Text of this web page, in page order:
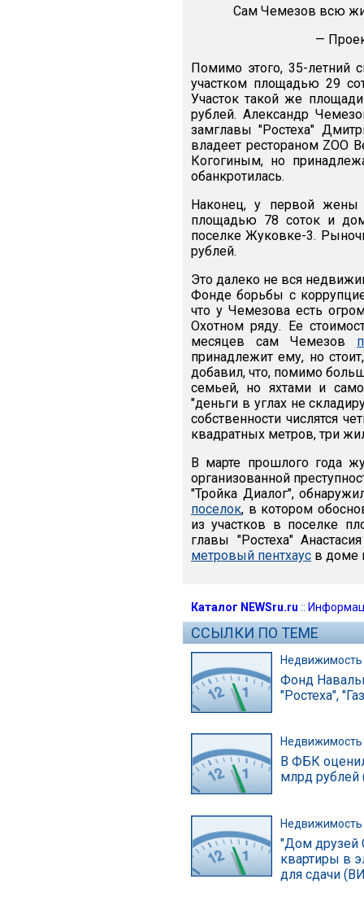
Сам Чемезов всю
—
Помимо этого, 35-летний
участком площадью 29
Участок такой же
рублей. Александр
замглавы "Ростеха"
владеет рестораном ZOO
Когогиным, но
обанкротилась.
Наконец, у первой жены
площадью 78 соток и
поселке Жуковке-3.
рублей.
Это далеко не вся
Фонде борьбы с
что у Чемезова есть
Охотном ряду. Ее
месяцев сам Чемезов
принадлежит ему, но
добавил, что, помимо
семьей, но яхтами и
"деньги в углах не
собственности числятся
квадратных метров, три
В марте прошлого года
организованной
"Тройка Диалог",
поселок, в котором
из участков в поселке
главы "Ростеха"
метровый пентхаус в доме
Каталог NEWSru.ru ::
ССЫЛКИ ПО ТЕМЕ
Недвижимость
Фонд
"Ростеха",
Недвижимость
В ФБК
млрд
Недвижимость
"Дом друзей
квартиры в
для сдачи